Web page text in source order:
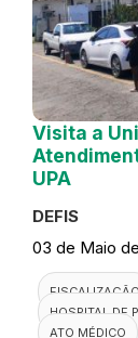
Visita a
UPA
DEFIS
03 de Maio
HOSPITAL DE
ATO MÉDICO